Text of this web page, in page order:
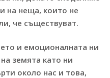
на неща, които не
че съществуват.
и емоционалната ни
земята като ни
около нас и това,